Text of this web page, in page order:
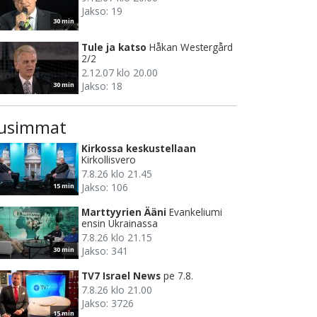
30 min
Jakso: 19
30 min
Tule ja katso Håkan Westergård
2/2
2.12.07 klo 20.00
Jakso: 18
15 min
Kirkossa keskustellaan
Kirkollisvero
7.8.26 klo 21.45
Jakso: 106
30 min
Marttyyrien Ääni Evankeliumi
ensin Ukrainassa
7.8.26 klo 21.15
Jakso: 341
15 min
TV7 Israel News pe 7.8.
7.8.26 klo 21.00
Jakso: 3726